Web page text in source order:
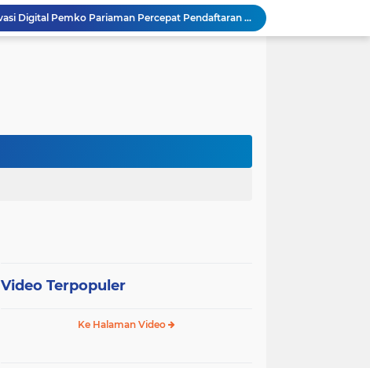
SEPEDA TANTE, Inovasi Digital Pemko Pariaman Percepat Pendaftaran Tanda Tangan Elektronik
Tingkatkan Mutu Pelayanan, Pemko Pariaman Gandeng RSUP Dr. M. Djamil Padang
Pemkot Pariaman Mulai Pusdiklat Paskibraka 2026, Wali Kota Tekankan Pentingnya Disiplin
Video Terpopuler
Ke Halaman Video